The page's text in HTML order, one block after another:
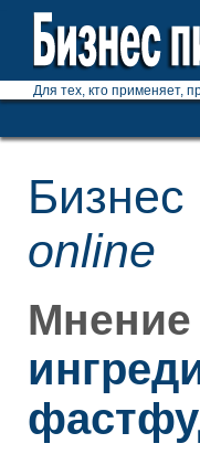
Для тех, кто применяет,
online
Мнение